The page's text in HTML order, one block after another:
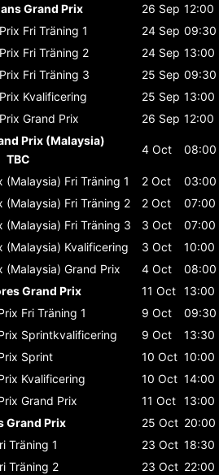
Grand Prix
26 Sep 12:00
Fri Träning 1 24 Sep 09:30
Fri Träning 2 24 Sep 13:00
Fri Träning 3 25 Sep 09:30
Kvalificering 25 Sep 13:00
Grand Prix 26 Sep 12:00
Prix (Malaysia)
TBC
4 Oct 08:00
(Malaysia) Fri Träning 1 2 Oct
03:00
(Malaysia) Fri Träning 2 2 Oct
07:00
(Malaysia) Fri Träning 3 3 Oct
07:00
(Malaysia) Kvalificering 3 Oct
10:00
(Malaysia) Grand Prix 4 Oct
08:00
Grand Prix
11 Oct 13:00
Fri Träning 1 9 Oct
09:30
Sprintkvalificering 9 Oct
13:30
Sprint 10 Oct 10:00
Kvalificering 10 Oct 14:00
Grand Prix 11 Oct 13:00
Grand Prix
25 Oct 20:00
Träning 1 23 Oct 18:30
Träning 2 23 Oct 22:00